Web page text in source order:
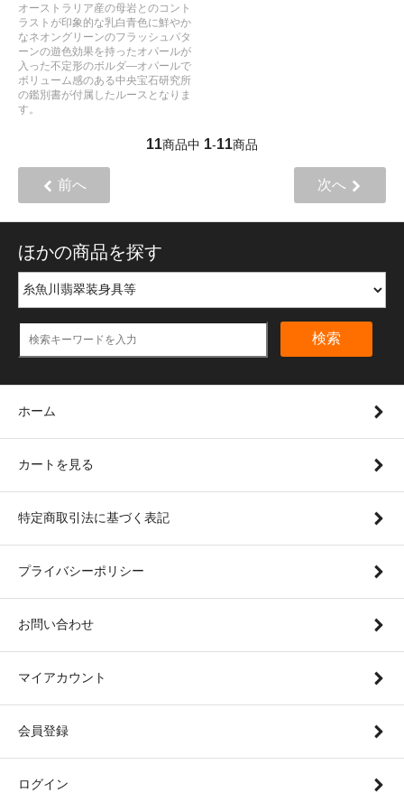
オーストラリア産の母岩とのコント
ラストが印象的な乳白青色に鮮やか
なネオングリーンのフラッシュパタ
ーンの遊色効果を持ったオパールが
入った不定形のボルダ―オパールで
ボリューム感のある中央宝石研究所
の鑑別書が付属したルースとなりま
す。
11商品中 1-11商品
前へ 次へ
ほかの商品を探す
検索
ホーム
カートを見る
特定商取引法に基づく表記
プライバシーポリシー
お問い合わせ
マイアカウント
会員登録
ログイン